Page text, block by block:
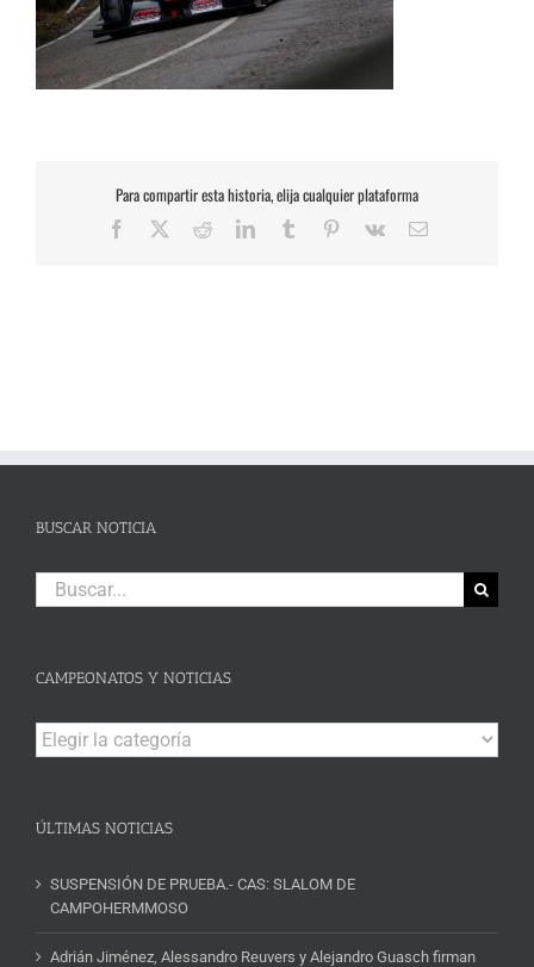
Para compartir esta historia, elija cualquier plataforma
Facebook RedditLinkedInTumblr Pinterest
Vk
Correo
BUSCAR NOTICIA
Buscar:
CAMPEONATOS Y NOTICIAS
Campeonatos
y
ÚLTIMAS NOTICIAS
SUSPENSIÓN DE PRUEBA.- CAS: SLALOM DE
CAMPOHERMMOSO
Adrián Jiménez, Alessandro Reuvers y Alejandro Guasch firman